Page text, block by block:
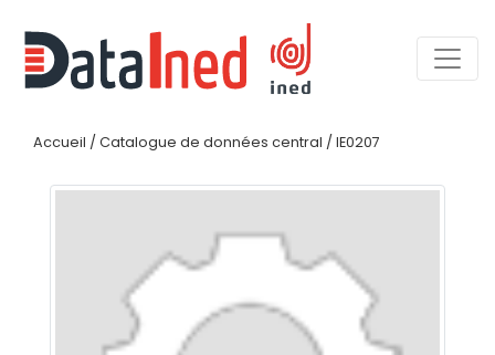
Accueil / Catalogue de données central / IE0207